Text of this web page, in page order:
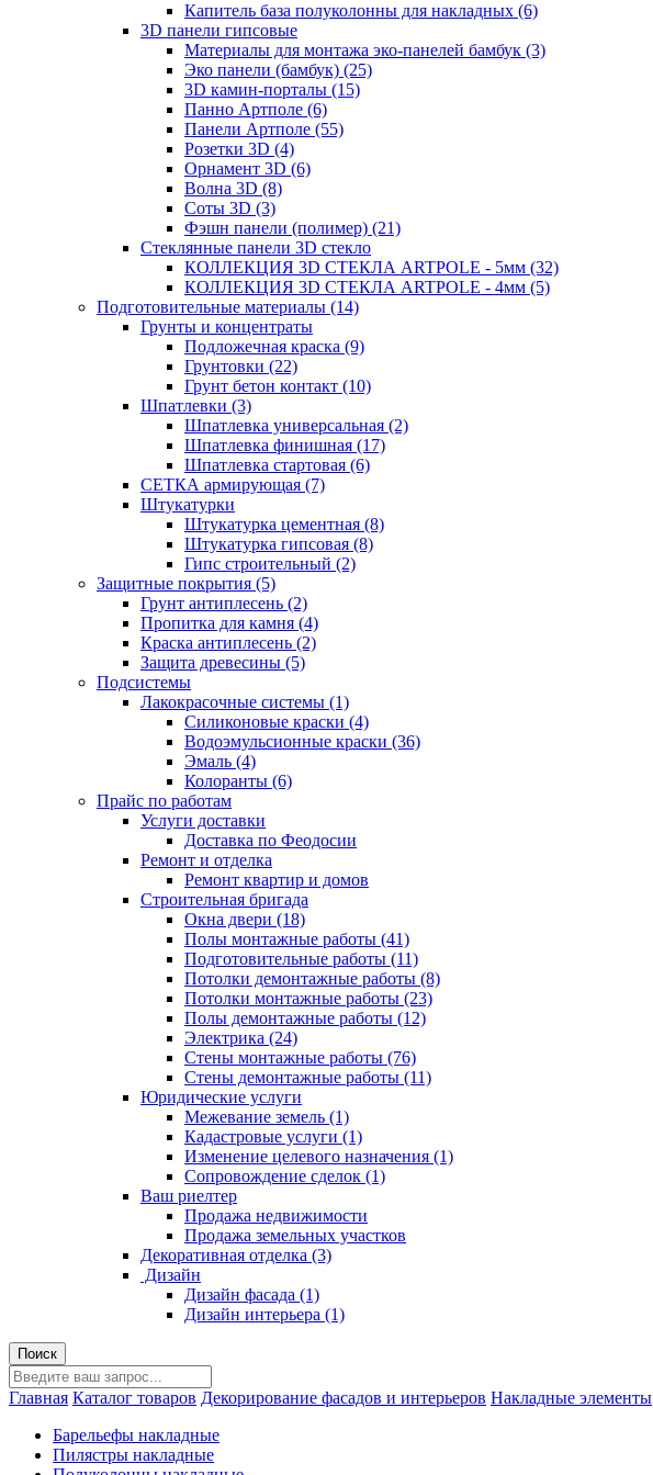
Капитель база полуколонны для накладных (6)
3D панели гипсовые
Материалы для монтажа эко-панелей бамбук (3)
Эко панели (бамбук) (25)
3D камин-порталы (15)
Панно Артполе (6)
Панели Артполе (55)
Розетки 3D (4)
Орнамент 3D (6)
Волна 3D (8)
Соты 3D (3)
Фэшн панели (полимер) (21)
Стеклянные панели 3D стекло
КОЛЛЕКЦИЯ 3D СТЕКЛА ARTPOLE - 5мм (32)
КОЛЛЕКЦИЯ 3D СТЕКЛА ARTPOLE - 4мм (5)
Подготовительные материалы (14)
Грунты и концентраты
Подложечная краска (9)
Грунтовки (22)
Грунт бетон контакт (10)
Шпатлевки (3)
Шпатлевка универсальная (2)
Шпатлевка финишная (17)
Шпатлевка стартовая (6)
СЕТКА армирующая (7)
Штукатурки
Штукатурка цементная (8)
Штукатурка гипсовая (8)
Гипс строительный (2)
Защитные покрытия (5)
Грунт антиплесень (2)
Пропитка для камня (4)
Краска антиплесень (2)
Защита древесины (5)
Подсистемы
Лакокрасочные системы (1)
Силиконовые краски (4)
Водоэмульсионные краски (36)
Эмаль (4)
Колоранты (6)
Прайс по работам
Услуги доставки
Доставка по Феодосии
Ремонт и отделка
Ремонт квартир и домов
Строительная бригада
Окна двери (18)
Полы монтажные работы (41)
Подготовительные работы (11)
Потолки демонтажные работы (8)
Потолки монтажные работы (23)
Полы демонтажные работы (12)
Электрика (24)
Стены монтажные работы (76)
Стены демонтажные работы (11)
Юридические услуги
Межевание земель (1)
Кадастровые услуги (1)
Изменение целевого назначения (1)
Сопровождение сделок (1)
Ваш риелтер
Продажа недвижимости
Продажа земельных участков
Декоративная отделка (3)
Дизайн
Дизайн фасада (1)
Дизайн интерьера (1)
Главная Каталог товаров Декорирование фасадов и интерьеров Накладные элементы
Барельефы накладные
Пилястры накладные